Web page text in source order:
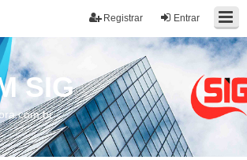
Entrar
Registrar
SIG